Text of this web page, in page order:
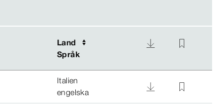
Land
Språk
Land
Språk
Italien
engelska